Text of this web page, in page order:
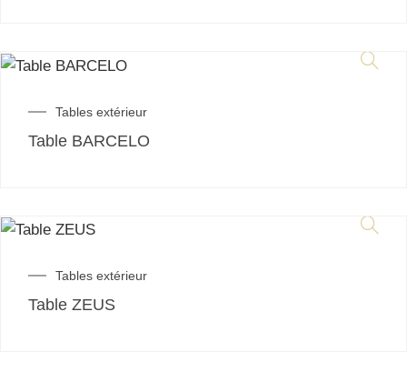
Tables extérieur
Table BARCELO
Tables extérieur
Table ZEUS